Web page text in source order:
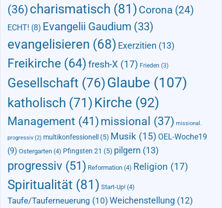
(36)charismatisch (81) Corona (24)
ECHT! (8) Evangelii Gaudium (33)
evangelisieren (68) Exerzitien (13)
Freikirche (64) fresh-X (17) Frieden (3)
Gesellschaft (76)Glaube (107)
katholisch (71) Kirche (92)
Management (41)missional (37) missional.
progressiv (2) multikonfessionell (5) Musik (15) OEL-Woche19
(9) Ostergarten (4) Pfingsten 21 (5) pilgern (13)
progressiv (51) Reformation (4) Religion (17)
Spiritualität (81) Start-Up! (4)
Taufe/Tauferneuerung (10) Weichenstellung (12)